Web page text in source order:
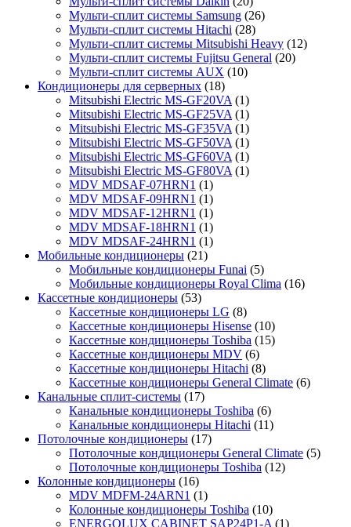
Мульти-сплит системы Samsung (26)
Мульти-сплит системы Hitachi (28)
Мульти-сплит системы Mitsubishi Heavy (12)
Мульти-сплит системы Fujitsu General (20)
Мульти-сплит системы AUX (10)
Кондиционеры для серверных (18)
Mitsubishi Electric MS-GF20VA (1)
Mitsubishi Electric MS-GF25VA (1)
Mitsubishi Electric MS-GF35VA (1)
Mitsubishi Electric MS-GF50VA (1)
Mitsubishi Electric MS-GF60VA (1)
Mitsubishi Electric MS-GF80VA (1)
MDV MDSAF-07HRN1 (1)
MDV MDSAF-09HRN1 (1)
MDV MDSAF-12HRN1 (1)
MDV MDSAF-18HRN1 (1)
MDV MDSAF-24HRN1 (1)
Мобильные кондиционеры (21)
Мобильные кондиционеры Funai (5)
Мобильные кондиционеры Royal Clima (16)
Кассетные кондиционеры (53)
Кассетные кондиционеры LG (8)
Кассетные кондиционеры Hisense (10)
Кассетные кондиционеры Toshiba (15)
Кассетные кондиционеры MDV (6)
Кассетные кондиционеры Hitachi (8)
Кассетные кондиционеры General Climate (6)
Канальные сплит-системы (17)
Канальные кондиционеры Toshiba (6)
Канальные кондиционеры Hitachi (11)
Потолочные кондиционеры (17)
Потолочные кондиционеры General Climate (5)
Потолочные кондиционеры Toshiba (12)
Колонные кондиционеры (16)
MDV MDFM-24ARN1 (1)
Колонные кондиционеры Toshiba (10)
ENERGOLUX CABINET SAP24P1-A (1)